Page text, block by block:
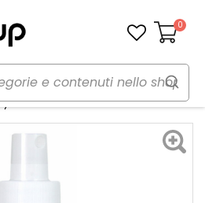
Carrello
0
Profumi
MR MRS FRAGRANCE